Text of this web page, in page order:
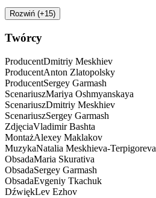
Rozwiń (+15)
Twórcy
ProducentDmitriy Meskhiev
ProducentAnton Zlatopolsky
ProducentSergey Garmash
ScenariuszMariya Oshmyanskaya
ScenariuszDmitriy Meskhiev
ScenariuszSergey Garmash
ZdjęciaVladimir Bashta
MontażAlexey Maklakov
MuzykaNatalia Meskhieva-Terpigoreva
ObsadaMaria Skurativa
ObsadaSergey Garmash
ObsadaEvgeniy Tkachuk
DźwiękLev Ezhov